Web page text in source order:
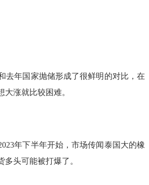
去年国家抛储形成了很鲜明的对比，在
涨就比较困难。
年下半年开始，市场传闻泰国大的橡
头可能被打爆了。